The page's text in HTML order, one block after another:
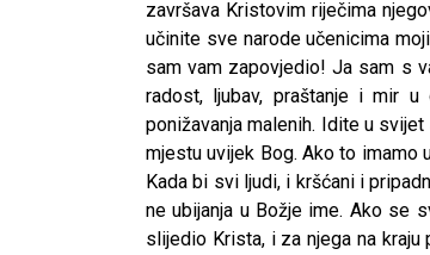
završava Kristovim riječima
učinite sve narode učenicima
sam vam zapovjedio! Ja sam s
radost, ljubav, praštanje i mir
ponižavanja malenih. Idite u
mjestu uvijek Bog. Ako to imamo
Kada bi svi ljudi, i kršćani i
ne ubijanja u Božje ime. Ako se
slijedio Krista, i za njega na